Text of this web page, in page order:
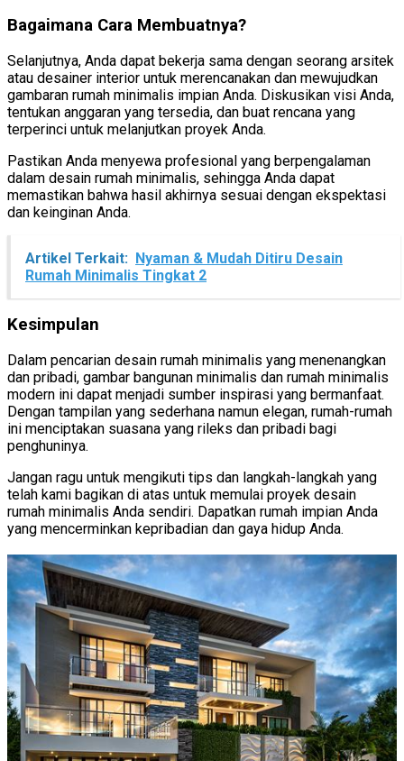
Bagaimana Cara Membuatnya?
Selanjutnya, Anda dapat bekerja sama dengan seorang arsitek
atau desainer interior untuk merencanakan dan mewujudkan
gambaran rumah minimalis impian Anda. Diskusikan visi Anda,
tentukan anggaran yang tersedia, dan buat rencana yang
terperinci untuk melanjutkan proyek Anda.
Pastikan Anda menyewa profesional yang berpengalaman
dalam desain rumah minimalis, sehingga Anda dapat
memastikan bahwa hasil akhirnya sesuai dengan ekspektasi
dan keinginan Anda.
Artikel Terkait: Nyaman & Mudah Ditiru Desain
Rumah Minimalis Tingkat 2
Kesimpulan
Dalam pencarian desain rumah minimalis yang menenangkan
dan pribadi, gambar bangunan minimalis dan rumah minimalis
modern ini dapat menjadi sumber inspirasi yang bermanfaat.
Dengan tampilan yang sederhana namun elegan, rumah-rumah
ini menciptakan suasana yang rileks dan pribadi bagi
penghuninya.
Jangan ragu untuk mengikuti tips dan langkah-langkah yang
telah kami bagikan di atas untuk memulai proyek desain
rumah minimalis Anda sendiri. Dapatkan rumah impian Anda
yang mencerminkan kepribadian dan gaya hidup Anda.